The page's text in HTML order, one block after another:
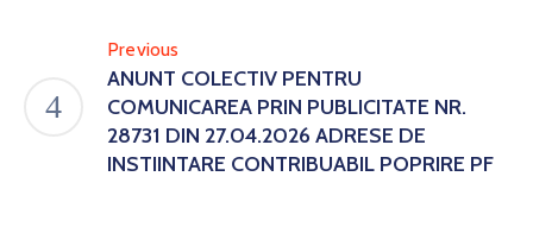
Previous
ANUNT COLECTIV PENTRU
COMUNICAREA PRIN PUBLICITATE NR.
28731 DIN 27.04.2026 ADRESE DE
INSTIINTARE CONTRIBUABIL POPRIRE PF